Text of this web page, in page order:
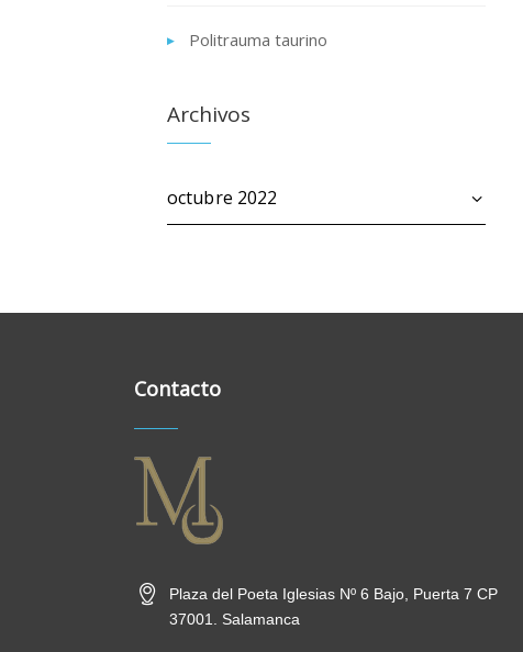
Politrauma taurino
Archivos
Contacto
Plaza del Poeta Iglesias Nº 6 Bajo, Puerta 7 CP
37001. Salamanca